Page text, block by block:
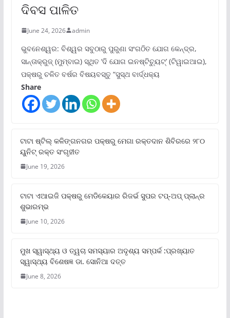
ଦିବସ ପାଳିତ
June 24, 2026 admin
ଭୁବନେଶ୍ୱର: ବିଶ୍ୱର ସବୁଠାରୁ ପୁରୁଣା ସଂଗଠିତ ଯୋଗ କେନ୍ଦ୍ର,
ସାନ୍ତାକ୍ରୁଜ୍ (ମୁମ୍ବାଇ) ସ୍ଥିତ ‘ଦି ଯୋଗ ଇନଷ୍ଟିଚ୍ୟୁଟ୍‌’ (ଟିୱାଇଆଇ),
ପକ୍ଷରୁ ଚଳିତ ବର୍ଷର ବିଷୟବସ୍ତୁ “ସୁସ୍ଥ ବାର୍ଦ୍ଧକ୍ୟ
Share
ଟାଟା ଷ୍ଟିଲ୍‌ କଳିଙ୍ଗନଗର ପକ୍ଷରୁ ମେଗା ରକ୍ତଦାନ ଶିବିରରେ ୨୮୦
ୟୁନିଟ୍‌ ରକ୍ତ ସଂଗୃହୀତ
June 19, 2026
ଟାଟା ଏଆଇଜି ପକ୍ଷରୁ ମେଡିକେୟାର ରିଜର୍ଭ ସୁପର ଟପ୍‌-ଅପ୍ ପ୍ଲାନ୍‌ର
ଶୁଭାରମ୍ଭ
June 10, 2026
ମୁଖ ସ୍ୱାସ୍ଥ୍ୟ ଓ ତ୍ୱଚା ସମସ୍ୟାର ଅଦୃଶ୍ୟ ସମ୍ପର୍କ :ପ୍ରଖ୍ୟାତ
ସ୍ୱାସ୍ଥ୍ୟ ବିଶେଷଜ୍ଞ ଡା. ସୋନିଆ ଦତ୍ତ
June 8, 2026